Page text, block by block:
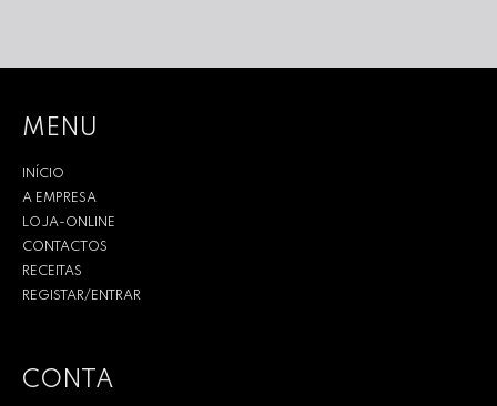
MENU
INÍCIO
A EMPRESA
LOJA-ONLINE
CONTACTOS
RECEITAS
REGISTAR/ENTRAR
CONTA